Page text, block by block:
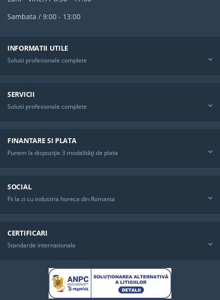
Sambata / 9:00 - 13:00
INFORMATII UTILE
Solutii profesionale complete
SERVICII
Solutii profesionale complete
FINANTARE SI PLATA
Punem la dispoziţie 3 modalităţi de plata
SOCIAL
Fii la zi cu industria horeca din Romania
CERTIFICARI
Standarde internationale